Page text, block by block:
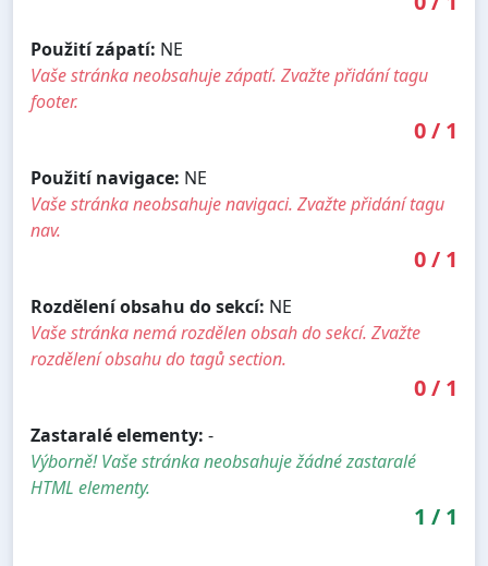
Použití zápatí: NE
Vaše stránka neobsahuje zápatí. Zvažte přidání tagu
footer.
0/ 1
Použití navigace: NE
Vaše stránka neobsahuje navigaci. Zvažte přidání tagu
nav.
0/ 1
Rozdělení obsahu do sekcí: NE
Vaše stránka nemá rozdělen obsah do sekcí. Zvažte
rozdělení obsahu do tagů section.
0/ 1
Zastaralé elementy: -
Výborně! Vaše stránka neobsahuje žádné zastaralé
HTML elementy.
1 / 1